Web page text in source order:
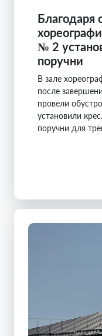
Благодаря
№ 2
поручни
В зале
после
провели
установили
поручни для